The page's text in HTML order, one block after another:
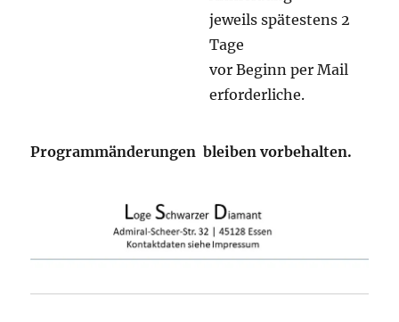
jeweils spätestens 2
Tage
vor Beginn per Mail
erforderliche.
Programmänderungen bleiben vorbehalten.